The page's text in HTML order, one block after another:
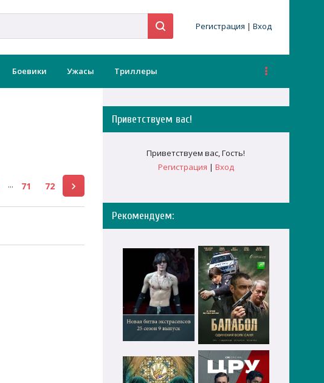
Регистрация | Вход
Боевики Ужасы Триллеры
... 71 72
Приветствуем вас!
Приветствуем вас,Гость!
Регистрация | Вход
Рекомендуем: